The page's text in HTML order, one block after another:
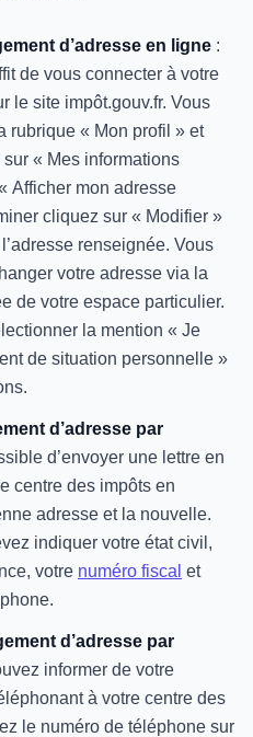
d’adresse en ligne :
de vous connecter à votre
le site impôt.gouv.fr. Vous
rubrique « Mon profil » et
« Mes informations
Afficher mon adresse
cliquez sur « Modifier »
renseignée. Vous
votre adresse via la
de votre espace particulier.
la mention « Je
de situation personnelle »
d’adresse par
d’envoyer une lettre en
centre des impôts en
adresse et la nouvelle.
indiquer votre état civil,
votre numéro fiscal et
d’adresse par
informer de votre
à votre centre des
le numéro de téléphone sur